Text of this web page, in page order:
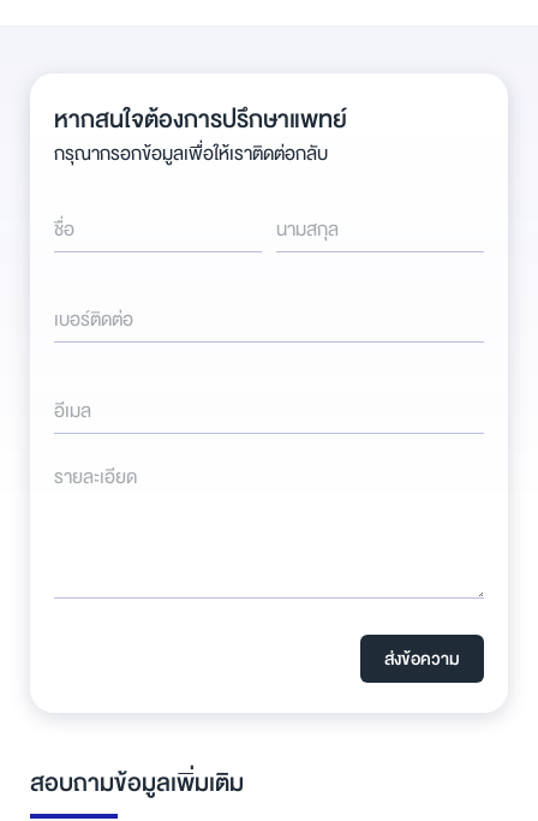
หากสนใจต้องการปรึกษาแพทย์
กรุณากรอกข้อมูลเพื่อให้เราติดต่อกลับ
ชื่อ นามสกุล
เบอร์ติดต่อ
อีเมล
รายละเอียด
ส่งข้อความ
สอบถามข้อมูลเพิ่มเติม